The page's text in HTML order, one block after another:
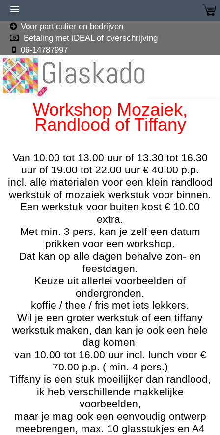
Voor particulier en bedrijven
Betaling met iDEAL of overschrijving
06-14787997
Workshop Mozaiek,
Randlood of Tiffany
Van 10.00 tot 13.00 uur of 13.30 tot 16.30
uur of 19.00 tot 22.00 uur € 40.00 p.p.
incl. alle materialen voor een klein randlood
werkstuk of mozaiek werkstuk voor binnen.
Een werkstuk voor buiten kost € 10.00
extra.
Met min. 3 pers. kan je zelf een datum
prikken voor een workshop.
Dat kan op alle dagen behalve zon- en
feestdagen.
Keuze uit allerlei voorbeelden of
ondergronden.
koffie / thee / fris met iets lekkers.
Wil je een groter werkstuk of een tiffany
werkstuk maken, dan kan je ook een hele
dag komen
van 10.00 tot 16.00 uur incl. lunch voor €
70.00 p.p. ( min. 4 pers.)
Tiffany is een stuk moeilijker dan randlood,
ik heb verschillende makkelijke
voorbeelden,
maar je mag ook een eenvoudig ontwerp
meebrengen, max. 10 glasstukjes en A4